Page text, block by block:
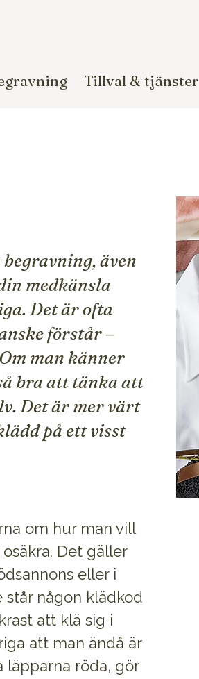
Tillval & tjänster
även
medkänsla
Det är ofta
förstår –
man känner
bra att tänka att
Det är mer värt
på ett visst
om hur man vill
Det gäller
eller i
någon klädkod
att klä sig i
att man ändå är
läpparna röda, gör